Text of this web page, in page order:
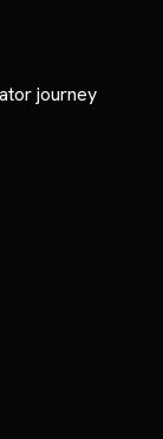
journey